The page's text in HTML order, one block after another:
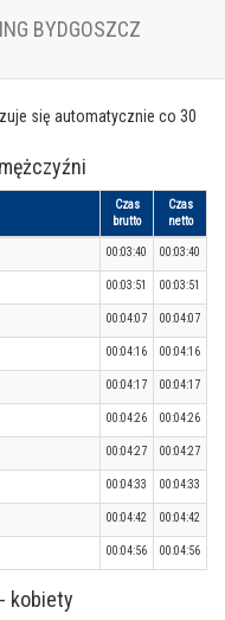
BYDGOSZCZ
się automatycznie co 30
Czas
brutto
Czas
netto
00:03:40 00:03:40
00:03:51 00:03:51
00:04:07 00:04:07
00:04:16 00:04:16
00:04:17 00:04:17
00:04:26 00:04:26
00:04:27 00:04:27
00:04:33 00:04:33
00:04:42 00:04:42
00:04:56 00:04:56
kobiety